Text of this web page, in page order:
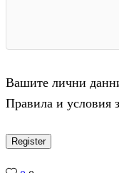
Вашите лични
Правила и условия
Register